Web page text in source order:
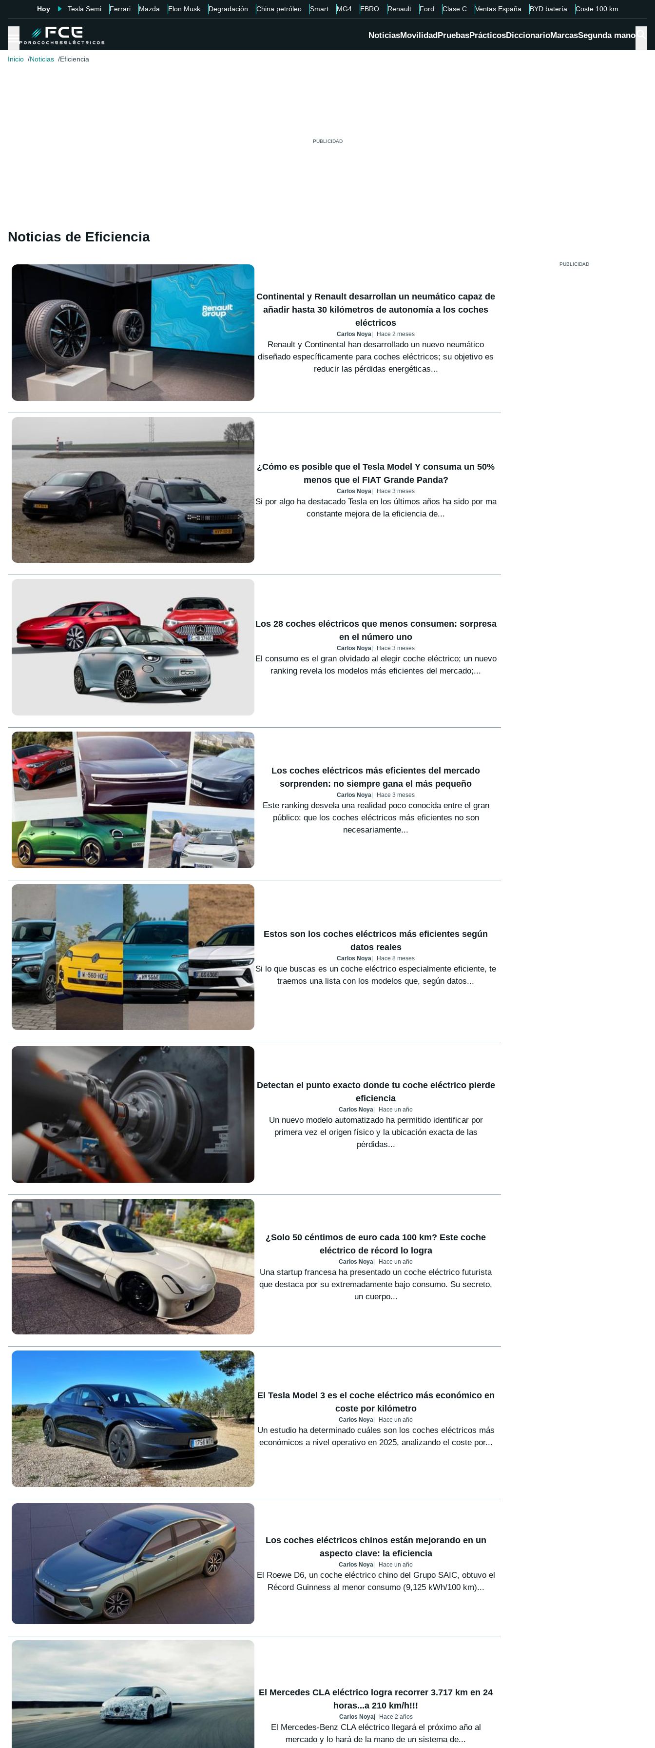
Hoy Tesla Semi Ferrari Mazda Elon Musk Degradación China petróleo Smart MG4 EBRO Renault Ford Clase C Ventas España BYD batería Coste 100 km
NoticiasMovilidadPruebasPrácticosDiccionarioMarcasSegunda mano
Inicio Noticias Eficiencia
Noticias de Eficiencia
Continental y Renault desarrollan un neumático capaz de
añadir hasta 30 kilómetros de autonomía a los coches
eléctricos
Carlos Noya Hace 2 meses
Renault y Continental han desarrollado un nuevo neumático
diseñado específicamente para coches eléctricos; su objetivo es
reducir las pérdidas energéticas...
¿Cómo es posible que el Tesla Model Y consuma un 50%
menos que el FIAT Grande Panda?
Carlos Noya Hace 3 meses
Si por algo ha destacado Tesla en los últimos años ha sido por ma
constante mejora de la eficiencia de...
Los 28 coches eléctricos que menos consumen: sorpresa
en el número uno
Carlos Noya Hace 3 meses
El consumo es el gran olvidado al elegir coche eléctrico; un nuevo
ranking revela los modelos más eficientes del mercado;...
Los coches eléctricos más eficientes del mercado
sorprenden: no siempre gana el más pequeño
Carlos Noya Hace 3 meses
Este ranking desvela una realidad poco conocida entre el gran
público: que los coches eléctricos más eficientes no son
necesariamente...
Estos son los coches eléctricos más eficientes según
datos reales
Carlos Noya Hace 8 meses
Si lo que buscas es un coche eléctrico especialmente eficiente, te
traemos una lista con los modelos que, según datos...
Detectan el punto exacto donde tu coche eléctrico pierde
eficiencia
Carlos Noya Hace un año
Un nuevo modelo automatizado ha permitido identificar por
primera vez el origen físico y la ubicación exacta de las
pérdidas...
¿Solo 50 céntimos de euro cada 100 km? Este coche
eléctrico de récord lo logra
Carlos Noya Hace un año
Una startup francesa ha presentado un coche eléctrico futurista
que destaca por su extremadamente bajo consumo. Su secreto,
un cuerpo...
El Tesla Model 3 es el coche eléctrico más económico en
coste por kilómetro
Carlos Noya Hace un año
Un estudio ha determinado cuáles son los coches eléctricos más
económicos a nivel operativo en 2025, analizando el coste por...
Los coches eléctricos chinos están mejorando en un
aspecto clave: la eficiencia
Carlos Noya Hace un año
El Roewe D6, un coche eléctrico chino del Grupo SAIC, obtuvo el
Récord Guinness al menor consumo (9,125 kWh/100 km)...
El Mercedes CLA eléctrico logra recorrer 3.717 km en 24
horas...a 210 km/h!!!
Carlos Noya Hace 2 años
El Mercedes-Benz CLA eléctrico llegará el próximo año al
mercado y lo hará de la mano de un sistema de...